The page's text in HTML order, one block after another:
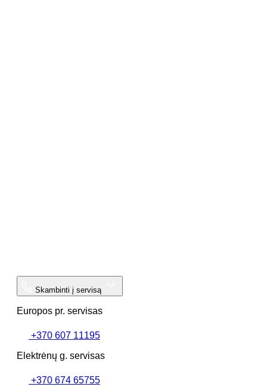
Skambinti į servisą
Europos pr. servisas
+370 607 11195
Elektrėnų g. servisas
+370 674 65755